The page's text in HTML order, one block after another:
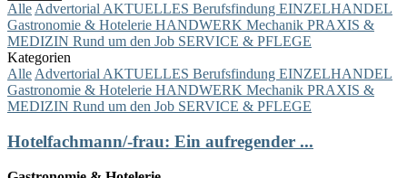
AlleAdvertorialAKTUELLES Berufsfindung EINZELHANDEL
Gastronomie & Hotelerie HANDWERK Mechanik PRAXIS &
MEDIZIN Rund um den Job SERVICE & PFLEGE
Kategorien
AlleAdvertorialAKTUELLES Berufsfindung EINZELHANDEL
Gastronomie & Hotelerie HANDWERK Mechanik PRAXIS &
MEDIZIN Rund um den Job SERVICE & PFLEGE
Hotelfachmann/-frau: Ein aufregender ...